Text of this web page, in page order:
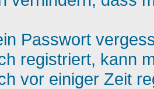
Passwort
registriert, kann
vor einiger Zeit